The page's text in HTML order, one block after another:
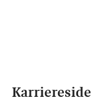
Karriereside